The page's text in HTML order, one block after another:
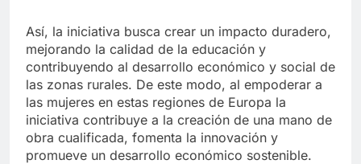
Así, la iniciativa busca crear un impacto duradero,
mejorando la calidad de la educación y
contribuyendo al desarrollo económico y social de
las zonas rurales. De este modo, al empoderar a
las mujeres en estas regiones de Europa la
iniciativa contribuye a la creación de una mano de
obra cualificada, fomenta la innovación y
promueve un desarrollo económico sostenible.